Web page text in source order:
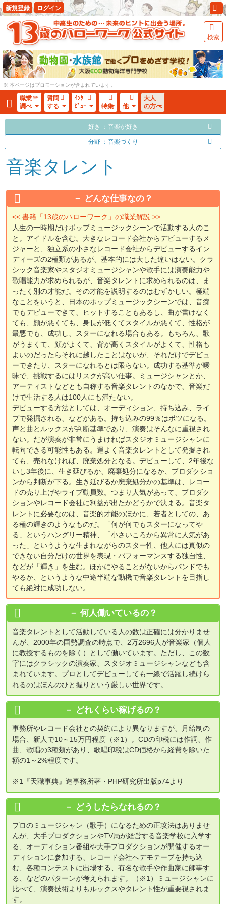
新規登録 ログイン
検索
※ 本ページはプロモーションが含まれています。
職業
調べ
質問
する
ｲﾝﾀ
ﾋﾞｭｰ
特集 他
大人
の方へ
好き ：音楽が好き
分野 ：音楽づくり
音楽タレント
どんな仕事なの？
<< 書籍「13歳のハローワーク」の職業解説 >>
人生の一時期だけポップミュージックシーンで活動する人のこ
と。アイドルを含む。大きなレコード会社からデビューするメ
ジャーと、独立系の小さなレコード会社からデビューするイン
ディーズの2種類があるが、基本的には大した違いはない。クラ
シック音楽家やスタジオミュージシャンや歌手には演奏能力や
歌唱能力が求められるが、音楽タレントに求められるのは、ま
ったく別の才能だ。その才能を説明するのはむずかしい。極端
なことをいうと、日本のポップミュージックシーンでは、音痴
でもデビューできて、ヒットすることもあるし、曲が書けなく
ても、顔が悪くても、身長が低くてスタイルが悪くて、性格が
最悪でも、成功し、スターになれる場合もある。もちろん、歌
がうまくて、顔がよくて、背が高くスタイルがよくて、性格も
よいのだったらそれに越したことはないが、それだけでデビュ
ーできたり、スターになれるとは限らない。成功する基準が曖
昧で、挑戦するにはリスクが高い仕事。ミュージシャンとか、
アーティストなどとも自称する音楽タレントのなかで、音楽だ
けで生活する人は100人にも満たない。
デビューする方法としては、オーディション、持ち込み、ライ
ブで発掘される、などがある。持ち込みの99％はボツになる。
声と曲とルックスが判断基準であり、演奏はそんなに重視され
ない。だが演奏が非常にうまければスタジオミュージシャンに
転向できる可能性もある。運よく音楽タレントとして発掘され
ても、売れなければ、廃棄処分となる。デビューして、2年後な
いし3年後に、生き延びるか、廃棄処分になるか、プロダクショ
ンから判断が下る。生き延びるか廃棄処分かの基準は、レコー
ドの売り上げやライブ動員数。つまり人気があって、プロダク
ションやレコード会社に利益が出たかどうかで決まる。音楽タ
レントに必要なのは、音楽的才能のほかに、若者としての、あ
る種の輝きのようなものだ。「何が何でもスターになってや
る」というハングリー精神、「小さいころから異常に人気があ
った」というような生まれながらのスター性、他人には真似の
できない自分だけの世界を表現・パフォーマンスする独自性、
などが「輝き」を生む。ほかにやることがないからバンドでも
やるか、というような中途半端な動機で音楽タレントを目指し
ても絶対に成功しない。
何人働いているの？
音楽タレントとして活動している人の数は正確には分かりませ
んが、2000年の国勢調査の時点で、2万2696人が音楽家（個人
に教授するものを除く）として働いています。ただし、この数
字にはクラシックの演奏家、スタジオミュージシャンなども含
まれています。プロとしてデビューしても一線で活躍し続けら
れるのはほんのひと握りという厳しい世界です。
どれくらい稼げるの？
事務所やレコード会社との契約により異なりますが、月給制の
場合、新人で10～15万円程度（※1）。CDの印税には作詞、作
曲、歌唱の3種類があり、歌唱印税はCD価格から経費を除いた
額の1～2%程度です。
※1『天職事典』造事務所著・PHP研究所出版p74より
どうしたらなれるの？
プロのミュージシャン（歌手）になるための正攻法はありませ
んが、大手プロダクションやTV局が経営する音楽学校に入学す
る、オーディション番組や大手プロダクションが開催するオー
ディションに参加する、レコード会社へデモテープを持ち込
む、各種コンテストに出場する、有名な歌手や作曲家に師事す
る、などのパターンが考えられます。（※1）ミュージシャンに
比べて、演奏技術よりもルックスやタレント性が重要視されま
す。